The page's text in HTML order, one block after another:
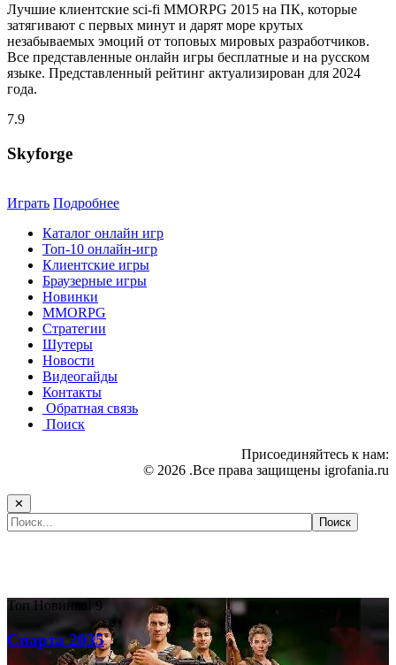
Лучшие клиентские sci-fi MMORPG 2015 на ПК, которые
затягивают с первых минут и дарят море крутых
незабываемых эмоций от топовых мировых разработчиков.
Все представленные онлайн игры бесплатные и на русском
языке. Представленный рейтинг актуализирован для 2024
года.
7.9
Skyforge
Играть Подробнее
Каталог онлайн игр
Топ-10 онлайн-игр
Клиентские игры
Браузерные игры
Новинки
MMORPG
Стратегии
Шутеры
Новости
Видеогайды
Контакты
Обратная связь
Поиск
Присоединяйтесь к нам:
© 2026 .Все права защищены igrofania.ru
✕
Топ Новинка! 9
Спарта 2035